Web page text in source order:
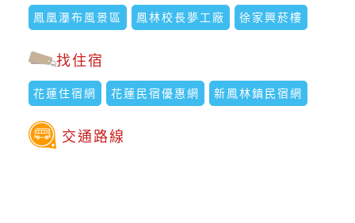
鳳凰瀑布風景區 鳳林校長夢工廠 徐家興菸樓
找住宿
花蓮住宿網 花蓮民宿優惠網 新鳳林鎮民宿網
交通路線